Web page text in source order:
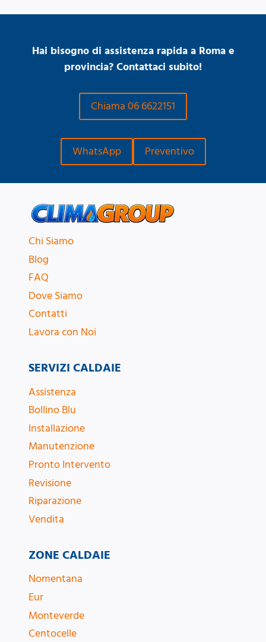
Hai bisogno di assistenza rapida a Roma e
provincia? Contattaci subito!
Chiama 06 6622151
WhatsApp Preventivo
Chi Siamo
Blog
FAQ
Dove Siamo
Contatti
Lavora con Noi
SERVIZI CALDAIE
Assistenza
Bollino Blu
Installazione
Manutenzione
Pronto Intervento
Revisione
Riparazione
Vendita
ZONE CALDAIE
Nomentana
Eur
Monteverde
Centocelle